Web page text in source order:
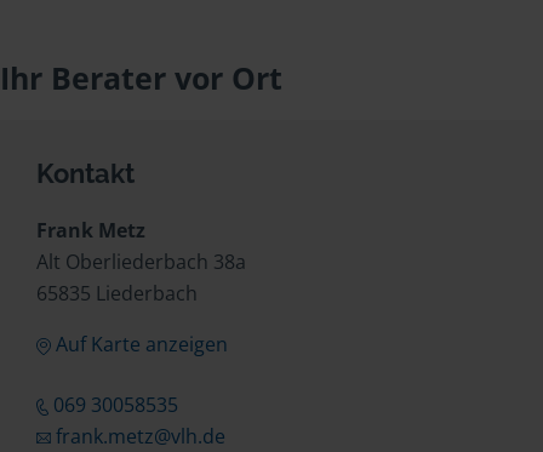
Ihr Berater vor Ort
Kontakt
Frank Metz
Alt Oberliederbach 38a
65835 Liederbach
Auf Karte anzeigen
069 30058535
frank.metz@vlh.de